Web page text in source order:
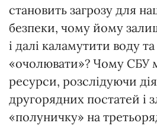
становить загрозу для
безпеки, чому йому
і далі каламутити воду
«очолювати»? Чому СБУ
ресурси, розслідуючи
другорядних постатей і
«полуничку» на